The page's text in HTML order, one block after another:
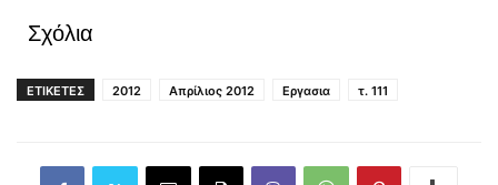
Σχόλια
ΕΤΙΚΕΤΕΣ 2012 Απρίλιος 2012 Εργασια τ. 111